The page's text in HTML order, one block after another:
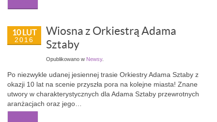
10 LUT
2016
Wiosna z Orkiestrą Adama
Sztaby
Opublikowano w Newsy.
Po niezwykle udanej jesiennej trasie Orkiestry Adama Sztaby z
okazji 10 lat na scenie przyszła pora na kolejne miasta! Znane
utwory w charakterystycznych dla Adama Sztaby przewrotnych
aranżacjach oraz jego…